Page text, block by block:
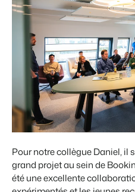
Pour notre collègue Daniel, il
grand projet au sein de
été une excellente